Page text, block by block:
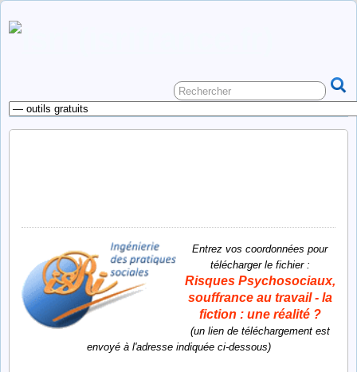
Entrez vos coordonnées pour
télécharger le fichier :
Risques Psychosociaux,
souffrance au travail - la
fiction : une réalité ?
(un lien de téléchargement est
envoyé à l'adresse indiquée ci-dessous)